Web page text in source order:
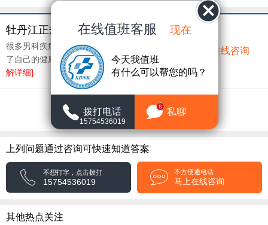
牡丹江正规男科医院有哪些?
很多男科疾病的患者都感到羞耻,因为这不仅妨碍
了自己的健康,而且对夫妻关系也有很大......
解详细]
在线咨询
共1条 1
上列问题通过咨询可快速知道答案
不想打字，点击拨打
15754536019
不方便通电话
马上在线咨询
其他热点关注
在线值班客服 现在
今天我值班
有什么可以帮您的吗？
拨打电话
15754536019
8 私聊